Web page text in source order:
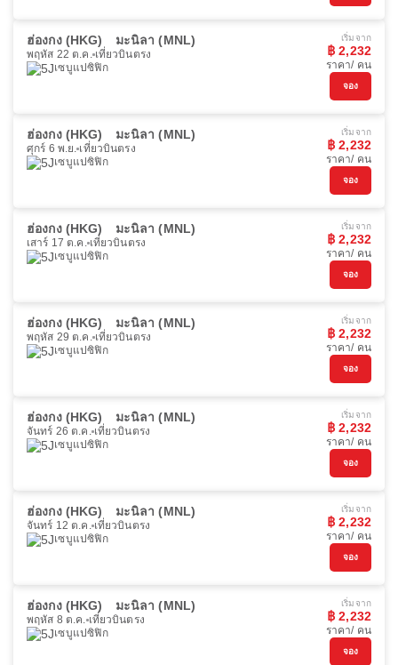
ฮ่องกง (HKG) มะนิลา (MNL)
พฤหัส 22 ต.ค. เที่ยวบินตรง
เซบูแปซิฟิก
เริ่มจาก
฿ 2,232
ราคา/ คน
จอง
ฮ่องกง (HKG) มะนิลา (MNL)
ศุกร์ 6 พ.ย. เที่ยวบินตรง
เซบูแปซิฟิก
เริ่มจาก
฿ 2,232
ราคา/ คน
จอง
ฮ่องกง (HKG) มะนิลา (MNL)
เสาร์ 17 ต.ค. เที่ยวบินตรง
เซบูแปซิฟิก
เริ่มจาก
฿ 2,232
ราคา/ คน
จอง
ฮ่องกง (HKG) มะนิลา (MNL)
พฤหัส 29 ต.ค. เที่ยวบินตรง
เซบูแปซิฟิก
เริ่มจาก
฿ 2,232
ราคา/ คน
จอง
ฮ่องกง (HKG) มะนิลา (MNL)
จันทร์ 26 ต.ค. เที่ยวบินตรง
เซบูแปซิฟิก
เริ่มจาก
฿ 2,232
ราคา/ คน
จอง
ฮ่องกง (HKG) มะนิลา (MNL)
จันทร์ 12 ต.ค. เที่ยวบินตรง
เซบูแปซิฟิก
เริ่มจาก
฿ 2,232
ราคา/ คน
จอง
ฮ่องกง (HKG) มะนิลา (MNL)
พฤหัส 8 ต.ค. เที่ยวบินตรง
เซบูแปซิฟิก
เริ่มจาก
฿ 2,232
ราคา/ คน
จอง